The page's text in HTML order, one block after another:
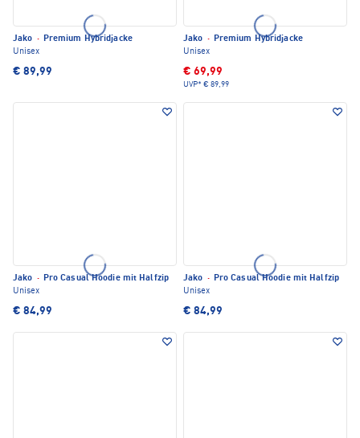
Jako · Premium Hybridjacke
Unisex
€ 89,99
Jako · Premium Hybridjacke
Unisex
€ 69,99
UVP* € 89,99
Jako · Pro Casual Hoodie mit Halfzip
Unisex
€ 84,99
Jako · Pro Casual Hoodie mit Halfzip
Unisex
€ 84,99